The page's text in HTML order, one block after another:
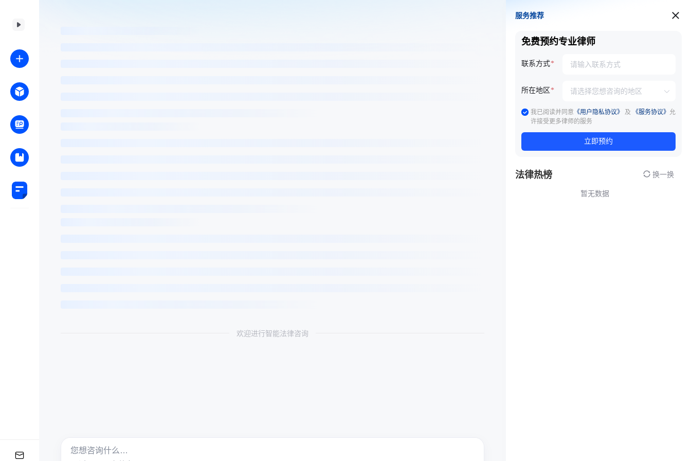
欢迎进行智能法律咨询
服务推荐
服务推荐
免费预约专业律师
联系方式
所在地区
我已阅读并同意 《用户隐私协议》 及 《服务协议》 允
许接受更多律师的服务
立即预约
法律热榜 换一换
暂无数据